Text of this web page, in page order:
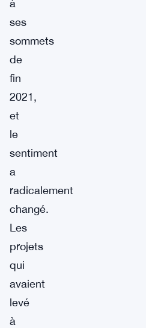
à
ses
sommets
de
fin
2021,
et
le
sentiment
a
radicalement
changé.
Les
projets
qui
avaient
levé
à